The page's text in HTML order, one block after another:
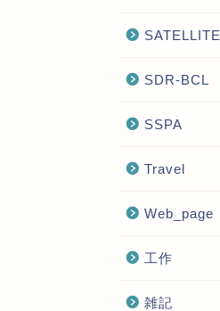
SATELLITE
SDR-BCL
SSPA
Travel
Web_page
工作
雑記